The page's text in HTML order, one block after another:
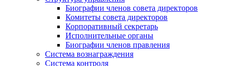
Биографии членов совета директоров
Комитеты совета директоров
Корпоративный секретарь
Исполнительные органы
Биографии членов правления
Система вознаграждения
Система контроля